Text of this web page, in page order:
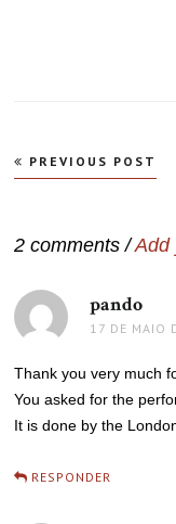
Navegação
de
PREVIOUS POST
2 comments /Add
pando
17 DE MAIO
Thank you very much
You asked for the
It is done by the
RESPONDER